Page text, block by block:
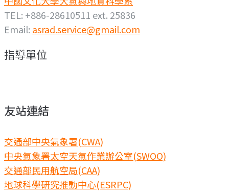
TEL: +886-28610511 ext. 25836
Email: asrad.service@gmail.com
指導單位
友站連結
交通部中央氣象署(CWA)
中央氣象署太空天氣作業辦公室(SWOO)
交通部民用航空局(CAA)
地球科學研究推動中心(ESRPC)